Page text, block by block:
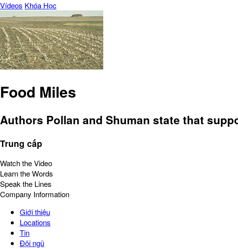
Vídeos Khóa Học
Food Miles
Authors Pollan and Shuman state that
Trung cấp
Watch the Video
Learn the Words
Speak the Lines
Company Information
Giới thiệu
Locations
Tin
Đội ngũ